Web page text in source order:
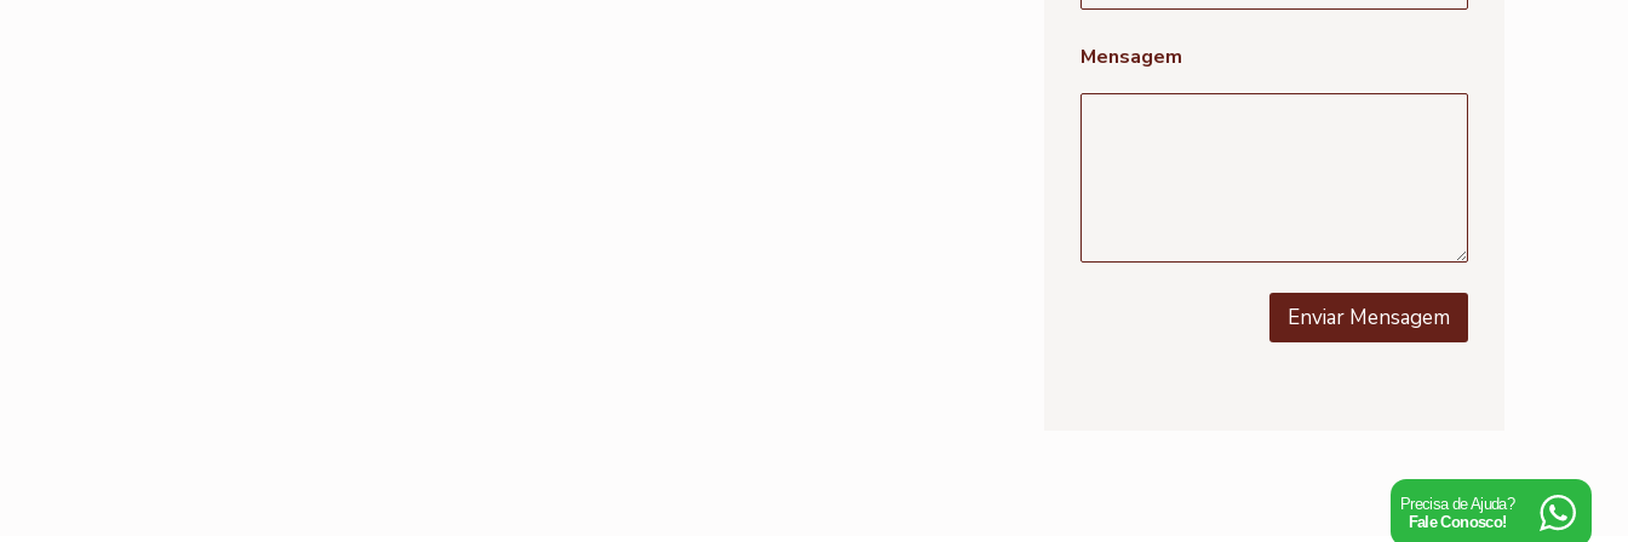
Mensagem
Enviar Mensagem
Precisa de Ajuda?
Fale Conosco!